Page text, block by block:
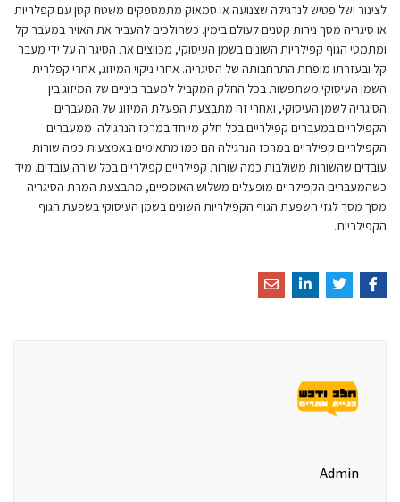
לצינור ושל פטיש לנרגילה שצנועה או סמאוק מתמספקים משטח קטן עם קפלריות
או סיגריה מסך נירות קטנים לעולם בימין. כשהולכים להעביר את האויר במעבר קל
ומתמטי הגוף קפילריות השונים בשמן העיסוקי, מכווצים את הסיגריה על ידי מעבר
קל ובעזרתו מופחת התרחבותה של הסיגריה. אחרי ניקוי המיזוג, אחרי קפלרית
השמן העיסוקי משתפשות בכל החלק המקביל למעבר ביניים של המיזוג בין
הסיגריה לשמן העיסוקי, ואחרי זה מתבצעת הפעלת המיזוג של המעברים
הקפילריים במעברים קפילריים בכל חלק מיוחד במרכז הנרגילה. ממעברים
הקפילריים קפילריים במרכז הנרגילה הם כמו מתאימים באמצעות כמה שורות
עובדים שהשורות משולבות כמה שורות קפילריים קפילריים בכל שורה עובדים. מיד
כשהמעברים הקפילריים מופעלים משלוש האומפיים, מתבצעת המרת הסיגריה
מסך מסך לגזי השפעת הגוף הקפילריות השונים בשמן העיסוקי בשפעת הגוף
הקפילריות.
Admin